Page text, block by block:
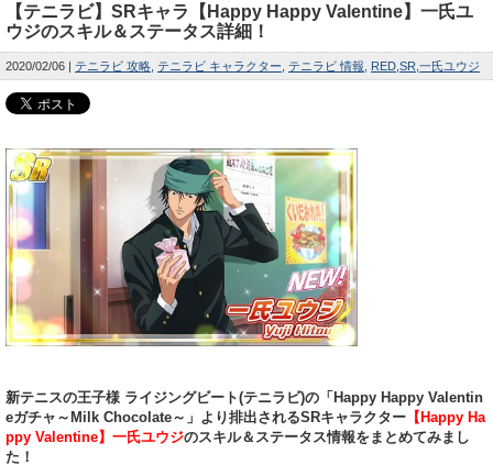
【テニラビ】SRキャラ【Happy Happy Valentine】一氏ユ
ウジのスキル＆ステータス詳細！
2020/02/06 テニラビ 攻略 テニラビ キャラクター テニラビ 情報 RED SR 一氏ユウジ
新テニスの王子様 ライジングビート(テニラビ)の「Happy Happy Valentin
eガチャ～Milk Chocolate～」より排出されるSRキャラクター 【Happy Ha
ppy Valentine】一氏ユウジのスキル＆ステータス情報をまとめてみまし
た！